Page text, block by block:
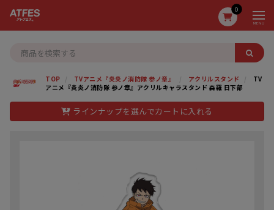
0
MENU
TOP TVアニメ『炎炎ノ消防隊 参ノ章』 アクリルスタンド
TV
アニメ『炎炎ノ消防隊 参ノ章』アクリルキャラスタンド 森羅 日下部
ラインナップを選んでカートに入れる